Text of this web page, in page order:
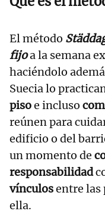
El método
fijoa la semana
haciéndolo
Suecia lo
pisoe incluso
reúnen para
edificio o del
un momento de
responsabilidad
vínculosentre las
ella.